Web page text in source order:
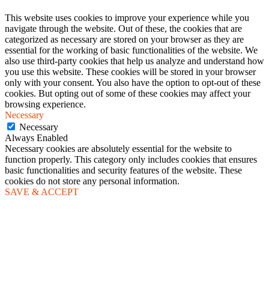
This website uses cookies to improve your experience while you
navigate through the website. Out of these, the cookies that are
categorized as necessary are stored on your browser as they are
essential for the working of basic functionalities of the website. We
also use third-party cookies that help us analyze and understand how
you use this website. These cookies will be stored in your browser
only with your consent. You also have the option to opt-out of these
cookies. But opting out of some of these cookies may affect your
browsing experience.
Necessary
Necessary
Always Enabled
Necessary cookies are absolutely essential for the website to
function properly. This category only includes cookies that ensures
basic functionalities and security features of the website. These
cookies do not store any personal information.
SAVE & ACCEPT